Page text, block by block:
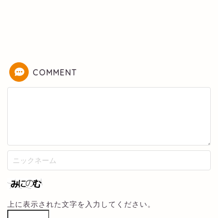
COMMENT
上に表示された文字を入力してください。